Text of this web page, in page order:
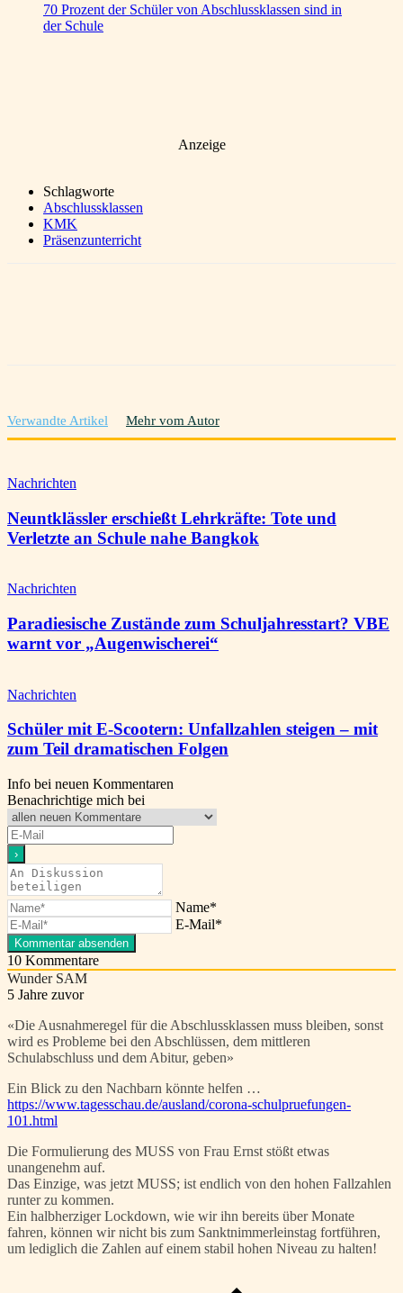
70 Prozent der Schüler von Abschlussklassen sind in
der Schule
Anzeige
Schlagworte
Abschlussklassen
KMK
Präsenzunterricht
Verwandte Artikel Mehr vom Autor
Nachrichten
Neuntklässler erschießt Lehrkräfte: Tote und
Verletzte an Schule nahe Bangkok
Nachrichten
Paradiesische Zustände zum Schuljahresstart? VBE
warnt vor „Augenwischerei“
Nachrichten
Schüler mit E-Scootern: Unfallzahlen steigen – mit
zum Teil dramatischen Folgen
Info bei neuen Kommentaren
Benachrichtige mich bei
Name*
E-Mail*
10 Kommentare
Wunder SAM
5 Jahre zuvor
«Die Ausnahmeregel für die Abschlussklassen muss bleiben, sonst
wird es Probleme bei den Abschlüssen, dem mittleren
Schulabschluss und dem Abitur, geben»
Ein Blick zu den Nachbarn könnte helfen …
https://www.tagesschau.de/ausland/corona-schulpruefungen-
101.html
Die Formulierung des MUSS von Frau Ernst stößt etwas
unangenehm auf.
Das Einzige, was jetzt MUSS; ist endlich von den hohen Fallzahlen
runter zu kommen.
Ein halbherziger Lockdown, wie wir ihn bereits über Monate
fahren, können wir nicht bis zum Sanktnimmerleinstag fortführen,
um lediglich die Zahlen auf einem stabil hohen Niveau zu halten!